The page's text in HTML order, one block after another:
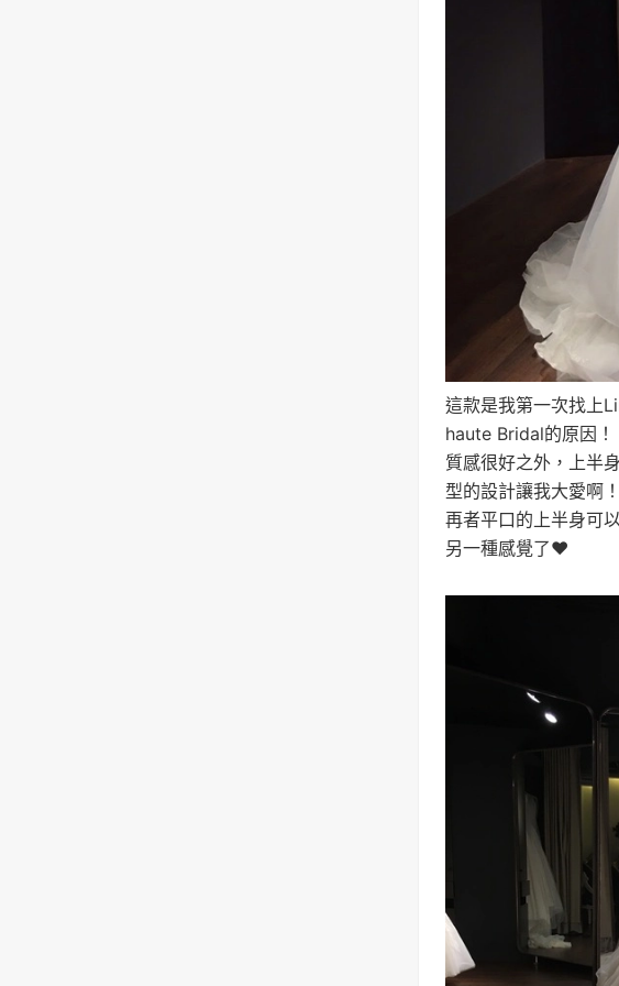
這款是我第一次找上
haute Bridal的原因！
質感很好之外，上半
型的設計讓我大愛啊！
再者平口的上半身可
另一種感覺了❤